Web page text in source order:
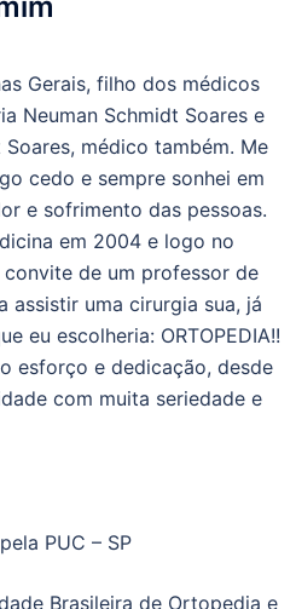
Gerais, filho dos médicos
Neuman Schmidt Soares e
médico também. Me
cedo e sempre sonhei em
e sofrimento das pessoas.
em 2004 e logo no
de um professor de
assistir uma cirurgia sua, já
eu escolheria: ORTOPEDIA!!
esforço e dedicação, desde
com muita seriedade e
PUC – SP
Brasileira de Ortopedia e